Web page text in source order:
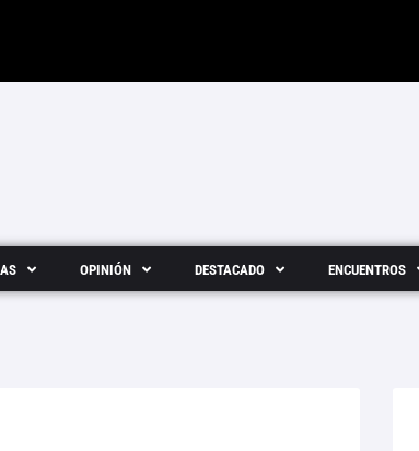
OPINIÓN DESTACADO ENCUENTROS